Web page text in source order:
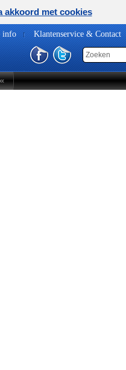
info Klantenservice & Contact
akkoord met cookies